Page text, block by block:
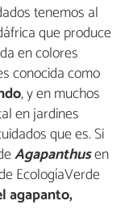
tenemos al
que produce
en colores
conocida como
, y en muchos
en jardines
que es. Si
Agapanthusen
EcologíaVerde
agapanto,